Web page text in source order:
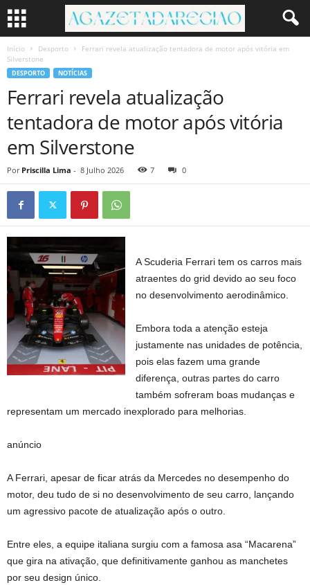
Início Desporto
Ferrari revela atualização tentadora de motor após vitória em
Silverstone
DESPORTO NOTÍCIAS
Ferrari revela atualização
tentadora de motor após vitória
em Silverstone
Por Priscilla Lima - 8 Julho 2026 7 0
A Scuderia Ferrari tem os carros mais
atraentes do grid devido ao seu foco
no desenvolvimento aerodinâmico.
Embora toda a atenção esteja
justamente nas unidades de potência,
pois elas fazem uma grande
diferença, outras partes do carro
também sofreram boas mudanças e
representam um mercado inexplorado para melhorias.
anúncio
A Ferrari, apesar de ficar atrás da Mercedes no desempenho do
motor, deu tudo de si no desenvolvimento de seu carro, lançando
um agressivo pacote de atualização após o outro.
Entre eles, a equipe italiana surgiu com a famosa asa “Macarena”
que gira na ativação, que definitivamente ganhou as manchetes
por seu design único.